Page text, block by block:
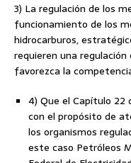
3) La regulación de los
funcionamiento de los
hidrocarburos,
requieren una
favorezca la
4) Que el Capítulo 22
con el propósito de
los organismos
este caso Petróleos